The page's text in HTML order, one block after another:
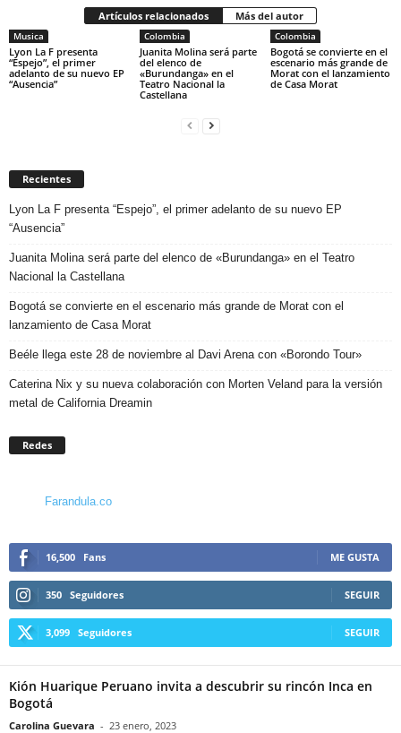
Artículos relacionados Más del autor
Musica
Lyon La F presenta
“Espejo”, el primer
adelanto de su nuevo EP
“Ausencia”
Colombia
Juanita Molina será parte
del elenco de
«Burundanga» en el
Teatro Nacional la
Castellana
Colombia
Bogotá se convierte en el
escenario más grande de
Morat con el lanzamiento
de Casa Morat
Recientes
Lyon La F presenta “Espejo”, el primer adelanto de su nuevo EP
“Ausencia”
Juanita Molina será parte del elenco de «Burundanga» en el Teatro
Nacional la Castellana
Bogotá se convierte en el escenario más grande de Morat con el
lanzamiento de Casa Morat
Beéle llega este 28 de noviembre al Davi Arena con «Borondo Tour»
Caterina Nix y su nueva colaboración con Morten Veland para la versión
metal de California Dreamin
Redes
Farandula.co
16,500 Fans ME GUSTA
350 Seguidores SEGUIR
3,099 Seguidores SEGUIR
Kión Huarique Peruano invita a descubrir su rincón Inca en
Bogotá
Carolina Guevara - 23 enero, 2023